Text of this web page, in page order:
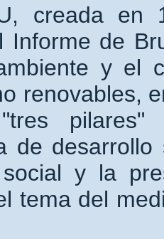
creada en
Informe de
y el
renovables,
pilares"
de
y la
tema del